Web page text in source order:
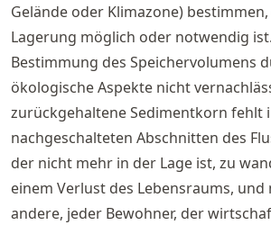
Gelände oder Klimazone)
Lagerung möglich oder notwendig
Bestimmung des Speichervolumens
ökologische Aspekte nicht
zurückgehaltene Sedimentkorn fehlt
nachgeschalteten Abschnitten des
der nicht mehr in der Lage ist, zu
einem Verlust des Lebensraums, und
andere, jeder Bewohner, der